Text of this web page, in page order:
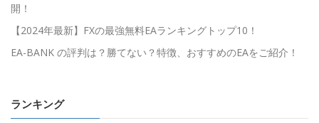
開！
【2024年最新】FXの最強無料EAランキングトップ10！
EA-BANK の評判は？勝てない？特徴、おすすめのEAをご紹介！
ランキング